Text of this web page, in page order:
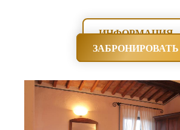
ИНФОРМАЦИЯ
ЗАБРОНИРОВАТЬ